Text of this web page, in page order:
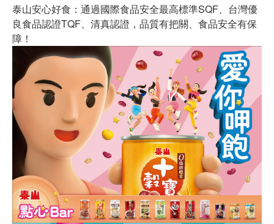
泰山安心好食：通過國際食品安全最高標準SQF、台灣優
良食品認證TQF、清真認證，品質有把關、食品安全有保
障！